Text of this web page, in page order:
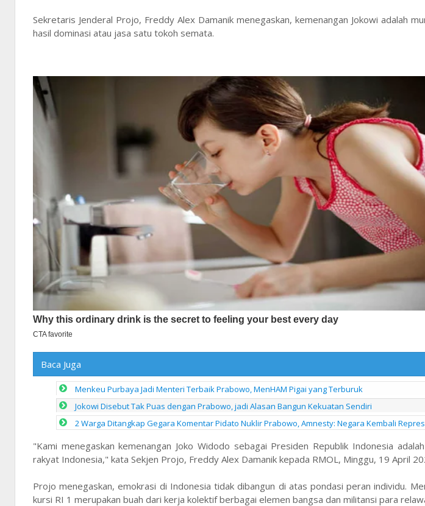
Sekretaris Jenderal Projo, Freddy Alex Damanik menegaskan, kemenangan Jokowi adalah
hasil dominasi atau jasa satu tokoh semata.
Baca Juga
Menkeu Purbaya Jadi Menteri Terbaik Prabowo, MenHAM Pigai yang Terburuk
Jokowi Disebut Tak Puas dengan Prabowo, jadi Alasan Bangun Kekuatan Sendiri
2 Warga Ditangkap Gegara Komentar Pidato Nuklir Prabowo, Amnesty: Negara Kembali
"Kami menegaskan kemenangan Joko Widodo sebagai Presiden Republik Indonesia
rakyat Indonesia," kata Sekjen Projo, Freddy Alex Damanik kepada RMOL, Minggu, 19 April
Projo menegaskan, emokrasi di Indonesia tidak dibangun di atas pondasi peran individu.
kursi RI 1 merupakan buah dari kerja kolektif berbagai elemen bangsa dan militansi para